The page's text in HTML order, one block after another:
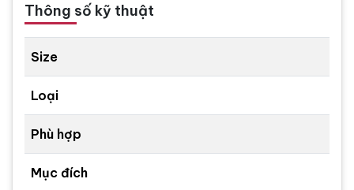
Thông số kỹ thuật
Size
Loại
Phù hợp
Mục đích